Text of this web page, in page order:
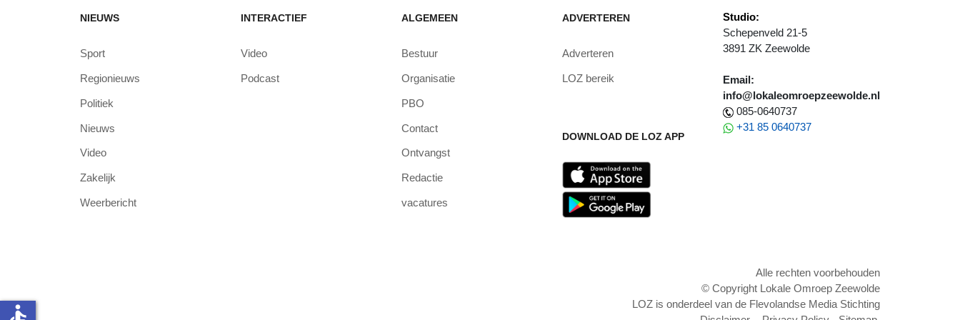
NIEUWS
Sport
Regionieuws
Politiek
Nieuws
Video
Zakelijk
Weerbericht
INTERACTIEF
Video
Podcast
ALGEMEEN
Bestuur
Organisatie
PBO
Contact
Ontvangst
Redactie
vacatures
ADVERTEREN
Adverteren
LOZ bereik
DOWNLOAD DE LOZ APP
Studio:
Schepenveld 21-5
3891 ZK Zeewolde
Email:
info@lokaleomroepzeewolde.nl
085-0640737
+31 85 0640737
Alle rechten voorbehouden
© Copyright Lokale Omroep Zeewolde
LOZ is onderdeel van de Flevolandse Media Stichting